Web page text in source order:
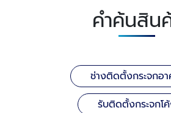
คำค้นสิน
ช่างติดตั้งกระจกอา
รับติดตั้งกระจกโ